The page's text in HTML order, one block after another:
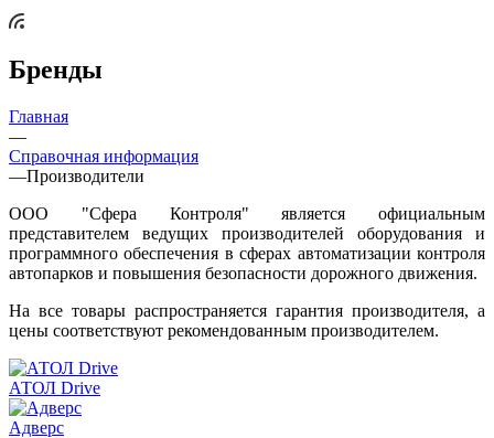
Бренды
Главная
—
Справочная информация
—Производители
ООО "Сфера Контроля" является официальным
представителем ведущих производителей оборудования и
программного обеспечения в сферах автоматизации контроля
автопарков и повышения безопасности дорожного движения.
На все товары распространяется гарантия производителя, а
цены соответствуют рекомендованным производителем.
АТОЛ Drive
Адверс